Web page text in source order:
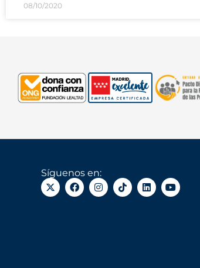
08/10/2020
Síguenos en: